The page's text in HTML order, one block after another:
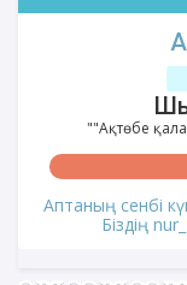
""Ақтөбе
Аптаның сенбі
Біздің